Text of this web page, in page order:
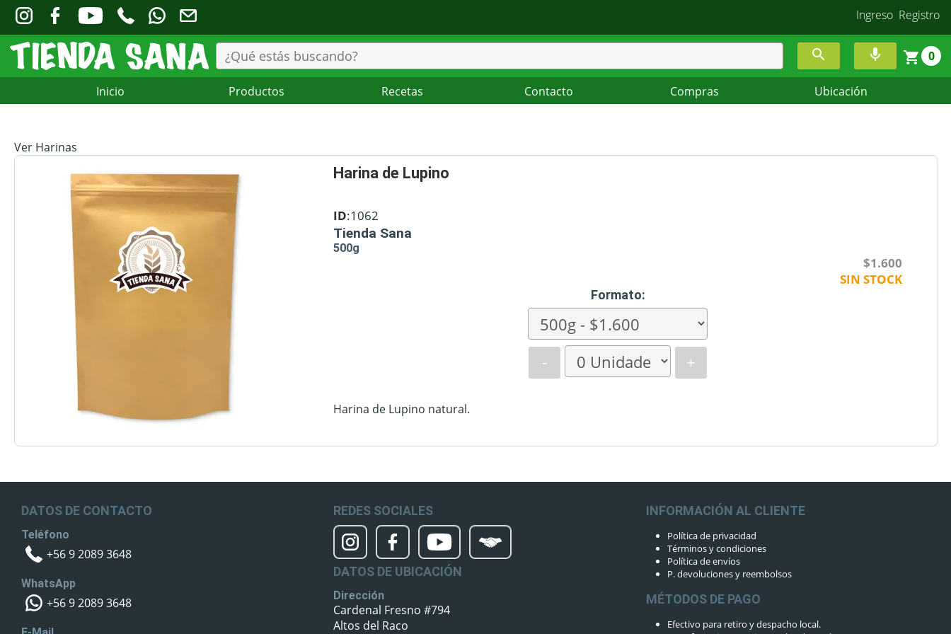
Ingreso Registro
0
Inicio Productos Recetas Contacto Compras Ubicación
Ver Harinas
Harina de Lupino
ID:1062
Tienda Sana
500g
$1.600
SIN STOCK
Formato:
- +
Harina de Lupino natural.
DATOS DE CONTACTO
Teléfono
+56 9 2089 3648
WhatsApp
+56 9 2089 3648
REDES SOCIALES
DATOS DE UBICACIÓN
Dirección
Cardenal Fresno #794
Altos del Raco
INFORMACIÓN AL CLIENTE
Política de privacidad
Términos y condiciones
Política de envíos
P. devoluciones y reembolsos
MÉTODOS DE PAGO
Efectivo para retiro y despacho local.